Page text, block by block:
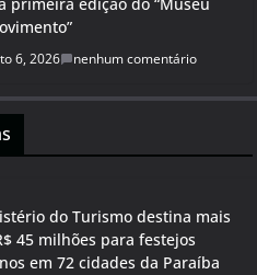
6, 2026 nenhum comentário
do Turismo destina mais
45 milhões para festejos
em 72 cidades da Paraíba